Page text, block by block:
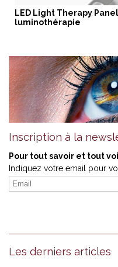
LED Light Therapy
luminothérapie
Inscription à la
Pour tout savoir et tout
Indiquez votre email pour
Les derniers articles